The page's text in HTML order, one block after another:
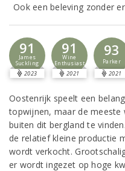
Ook een beleving zonder
91
James
Suckling
2023
91
Wine
Enthusiast
2021
93
Parker
2021
Oostenrijk speelt een
topwijnen, maar de meeste
buiten dit bergland te
de relatief kleine productie
wordt verkocht.
er wordt ingezet op hoge